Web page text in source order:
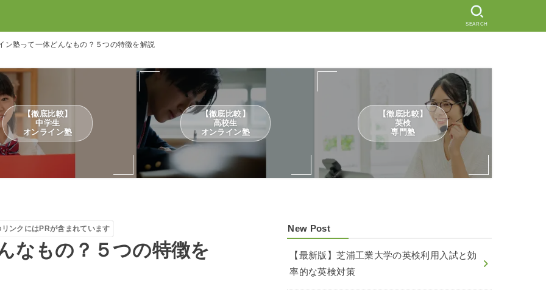
SEARCH
ン塾って一体どんなもの？５つの特徴を解説
【徹底比較】
中学生
オンライン塾
【徹底比較】
高校生
オンライン塾
【徹底比較】
英検
専門塾
ンクにはPRが含まれています
なもの？５つの特徴を
New Post
【最新版】芝浦工業大学の英検利用入試と効
率的な英検対策